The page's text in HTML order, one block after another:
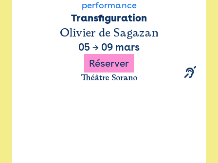
performance
Transfiguration
Olivier de Sagazan
05 → 09 mars
Réserver
Théâtre Sorano